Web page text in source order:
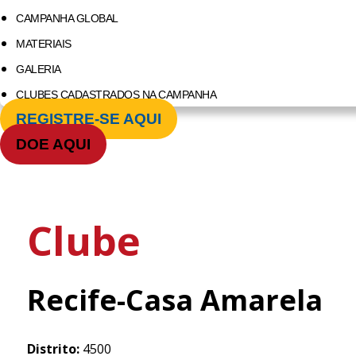
CAMPANHA GLOBAL
MATERIAIS
GALERIA
CLUBES CADASTRADOS NA CAMPANHA
REGISTRE-SE AQUI
DOE AQUI
Clube
Recife-Casa Amarela
Distrito:4500